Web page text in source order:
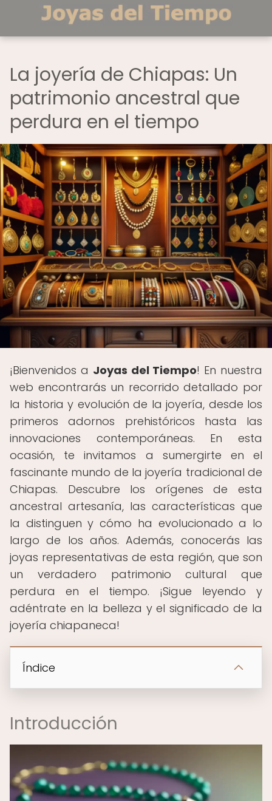
La joyería de Chiapas: Un
patrimonio ancestral que
perdura en el tiempo
¡Bienvenidos a Joyas del Tiempo! En nuestra
web encontrarás un recorrido detallado por
la historia y evolución de la joyería, desde los
primeros adornos prehistóricos hasta las
innovaciones contemporáneas. En esta
ocasión, te invitamos a sumergirte en el
fascinante mundo de la joyería tradicional de
Chiapas. Descubre los orígenes de esta
ancestral artesanía, las características que
la distinguen y cómo ha evolucionado a lo
largo de los años. Además, conocerás las
joyas representativas de esta región, que son
un verdadero patrimonio cultural que
perdura en el tiempo. ¡Sigue leyendo y
adéntrate en la belleza y el significado de la
joyería chiapaneca!
Índice
Introducción